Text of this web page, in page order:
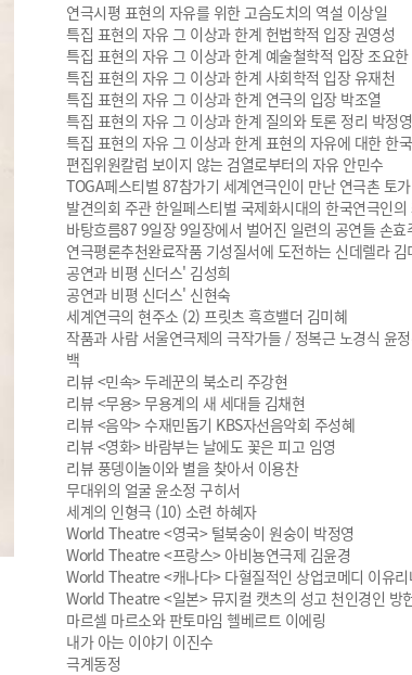
연극시평 표현의 자유를 위한 고슴도치의 역설 이상일
특집 표현의 자유 그 이상과 한계 헌법학적 입장 권영성
특집 표현의 자유 그 이상과 한계 예술철학적 입장 조요한
특집 표현의 자유 그 이상과 한계 사회학적 입장 유재천
특집 표현의 자유 그 이상과 한계 연극의 입장 박조열
특집 표현의 자유 그 이상과 한계 질의와 토론 정리 박정영
특집 표현의 자유 그 이상과 한계 표현의 자유에 대한 한
편집위원칼럼 보이지 않는 검열로부터의 자유 안민수
TOGA페스티벌 87참가기 세계연극인이 만난 연극촌 토
발견의회 주관 한일페스티벌 국제화시대의 한국연극인의
바탕흐름87 9일장 9일장에서 벌어진 일련의 공연들 손효
연극평론추천완료작품 기성질서에 도전하는 신데렐라 김
공연과 비평 신더스' 김성희
공연과 비평 신더스' 신현숙
세계연극의 현주소 (2) 프릿츠 흑흐밸더 김미혜
작품과 사람 서울연극제의 극작가들 / 정복근 노경식 윤
백
리뷰 <민속> 두레꾼의 북소리 주강현
리뷰 <무용> 무용계의 새 세대들 김채현
리뷰 <음악> 수재민돕기 KBS자선음악회 주성혜
리뷰 <영화> 바람부는 날에도 꽃은 피고 임영
리뷰 풍뎅이놀이와 별을 찾아서 이용찬
무대위의 얼굴 윤소정 구히서
세계의 인형극 (10) 소련 하혜자
World Theatre <영국> 털북숭이 원숭이 박정영
World Theatre <프랑스> 아비뇽연극제 김윤경
World Theatre <캐나다> 다혈질적인 상업코메디 이유리
World Theatre <일본> 뮤지컬 캣츠의 성고 천인경인 방
마르셀 마르소와 판토마임 헬베르트 이에링
내가 아는 이야기 이진수
극계동정